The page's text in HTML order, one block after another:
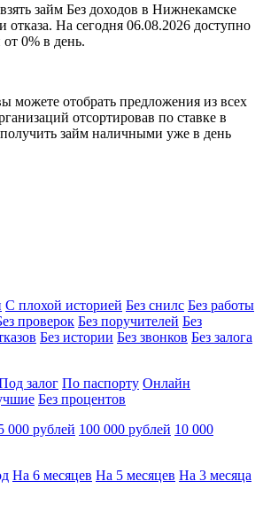
займ Без доходов в Нижнекамске
отказа. На сегодня 06.08.2026 доступно
от 0% в день.
отобрать предложения из всех
отсортировав по ставке в
займ наличными уже в день
С плохой историей Без снилс Без работы
проверок Без поручителей Без
Без истории Без звонков Без залога
залог По паспорту Онлайн
Без процентов
000 рублей 100 000 рублей 10 000
На 6 месяцев На 5 месяцев На 3 месяца